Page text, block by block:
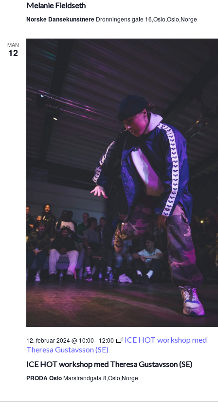
Melanie Fieldseth
Norske Dansekunstnere Dronningens gate 16,Oslo,Oslo,Norge
MAN
12
12. februar 2024 @ 10:00 - 12:00
ICE HOT workshop med
Theresa Gustavsson (SE)
ICE HOT workshop med Theresa Gustavsson (SE)
PRODA OsloMarstrandgata 8,Oslo,Norge